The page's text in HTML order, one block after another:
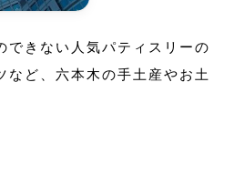
できない人気パティスリーの
など、六本木の手土産やお土